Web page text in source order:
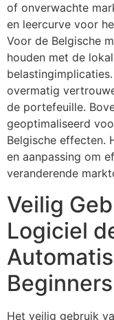
of onverwachte
en leercurve voor
Voor de Belgische
houden met de
overmatig
de portefeuille.
geoptimaliseerd
Belgische effecten.
en aanpassing om
veranderende
Veilig
Logiciel
Het veilig gebruik